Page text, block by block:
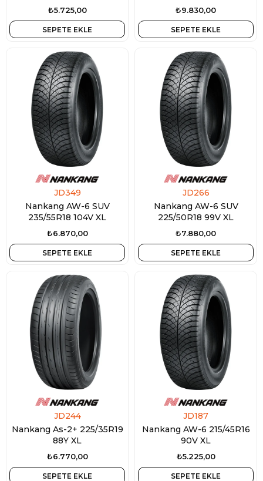
₺5.725,00
SEPETE EKLE
₺9.830,00
SEPETE EKLE
JD349
Nankang AW-6 SUV
235/55R18 104V XL
₺6.870,00
SEPETE EKLE
JD266
Nankang AW-6 SUV
225/50R18 99V XL
₺7.880,00
SEPETE EKLE
JD244
Nankang As-2+ 225/35R19
88Y XL
₺6.770,00
SEPETE EKLE
JD187
Nankang AW-6 215/45R16
90V XL
₺5.225,00
SEPETE EKLE